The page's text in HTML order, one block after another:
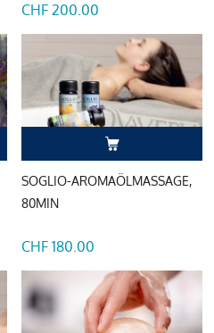
CHF 200.00
SOGLIO-AROMAÖLMASSAGE,
80MIN
CHF 180.00